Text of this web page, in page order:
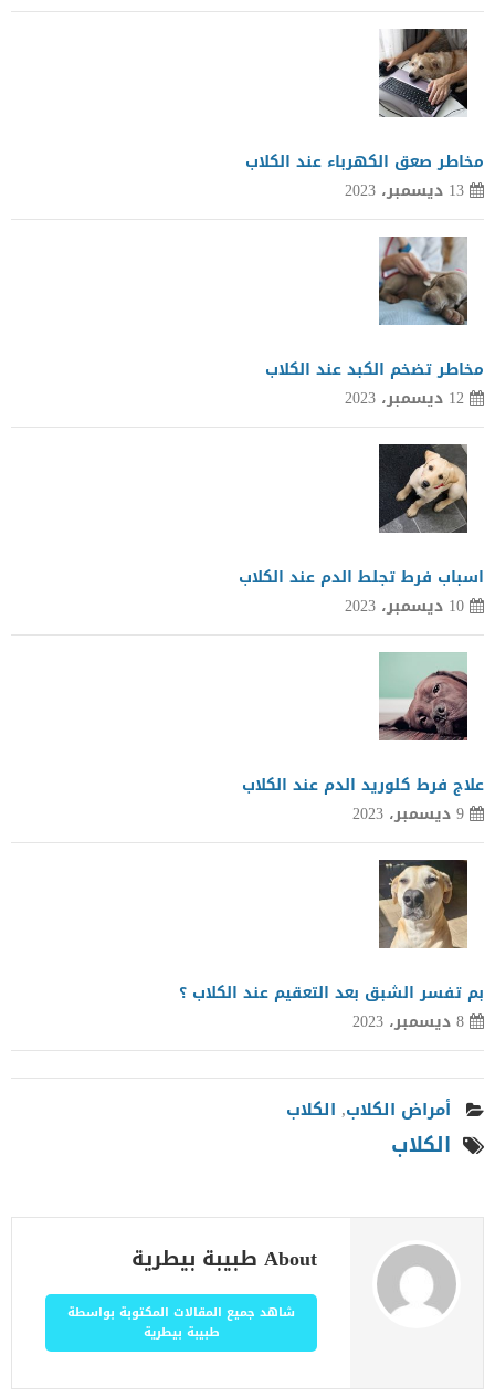
مخاطر صعق الكهرباء عند الكلاب
13 ديسمبر، 2023
مخاطر تضخم الكبد عند الكلاب
12 ديسمبر، 2023
اسباب فرط تجلط الدم عند الكلاب
10 ديسمبر، 2023
علاج فرط كلوريد الدم عند الكلاب
9 ديسمبر، 2023
بم تفسر الشبق بعد التعقيم عند الكلاب ؟
8 ديسمبر، 2023
أمراض الكلاب, الكلاب
الكلاب
About طبيبة بيطرية
شاهد جميع المقالات المكتوبة بواسطة
طبيبة بيطرية